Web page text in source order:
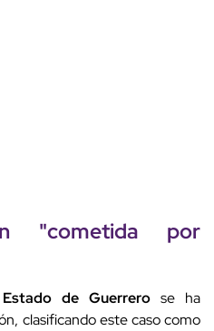
"cometida por
de Guerrero se ha
clasificando este caso como